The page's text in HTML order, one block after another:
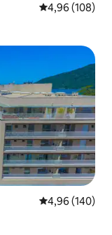
4,96 (108)
4,96 (140)